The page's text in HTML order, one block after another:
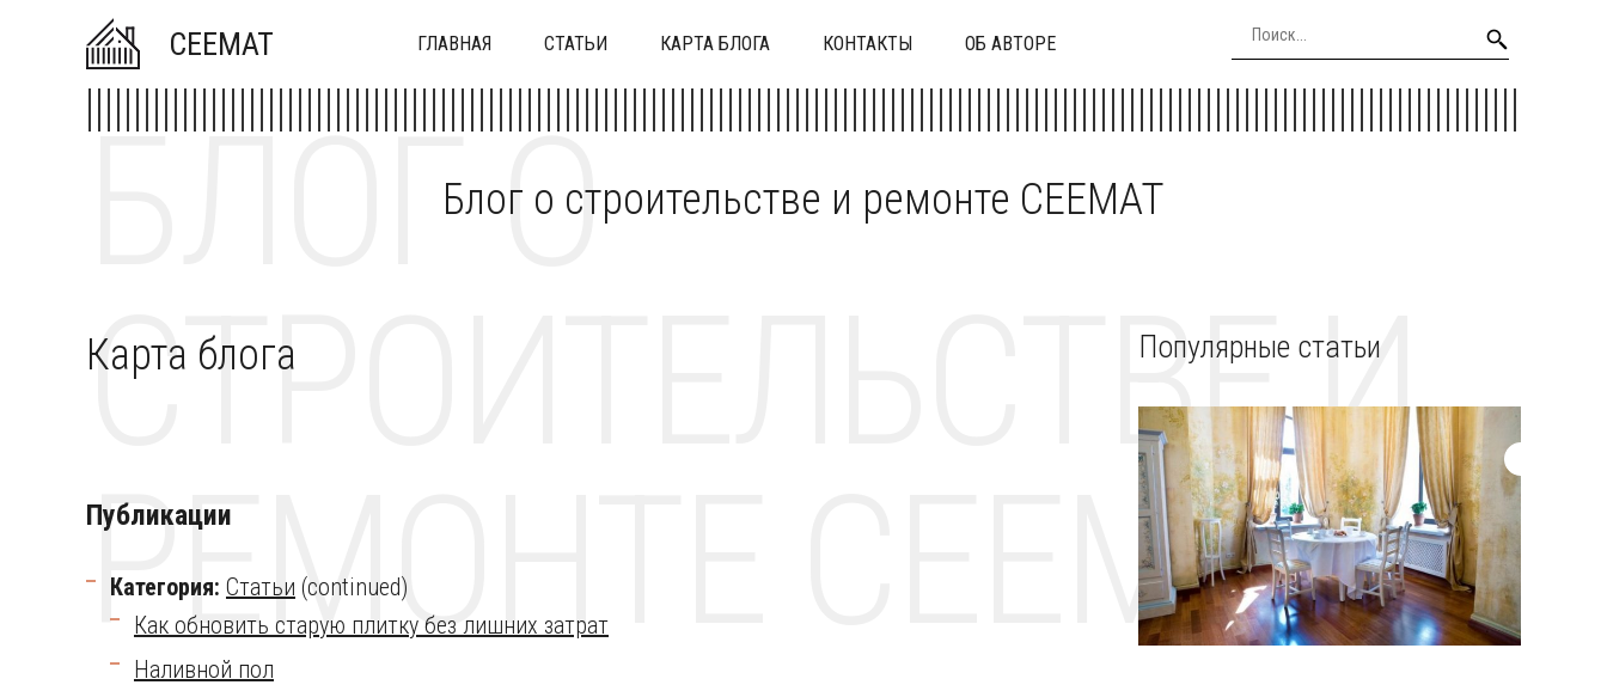
CEEMAT ГЛАВНАЯ СТАТЬИ КАРТА БЛОГА КОНТАКТЫ ОБ АВТОРЕ
Блог о строительстве и ремонте CEEMAT
БЛОГ О
СТРОИТЕЛЬСТВЕ И
РЕМОНТЕ CEEMAT
Карта блога
Публикации
Категория: Статьи (continued)
Как обновить старую плитку без лишних затрат
Наливной пол
Популярные статьи